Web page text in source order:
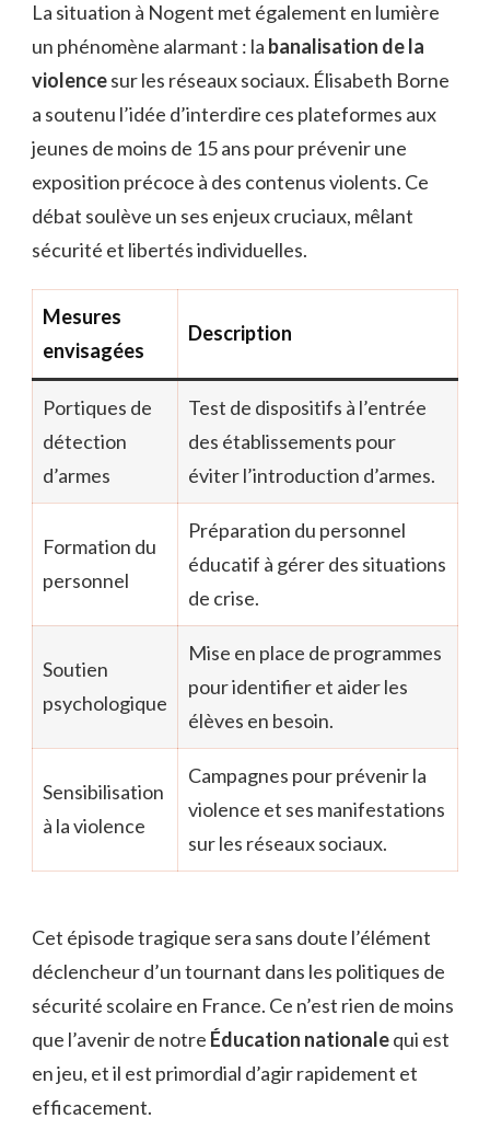
La situation à Nogent met également en lumière
un phénomène alarmant : la banalisation de la
violencesur les réseaux sociaux. Élisabeth Borne
a soutenu l’idée d’interdire ces plateformes aux
jeunes de moins de 15 ans pour prévenir une
exposition précoce à des contenus violents. Ce
débat soulève un ses enjeux cruciaux, mêlant
sécurité et libertés individuelles.
Mesures
envisagées
Description
Portiques de
détection
d’armes
Test de dispositifs à l’entrée
des établissements pour
éviter l’introduction d’armes.
Formation du
personnel
Préparation du personnel
éducatif à gérer des situations
de crise.
Soutien
psychologique
Mise en place de programmes
pour identifier et aider les
élèves en besoin.
Sensibilisation
à la violence
Campagnes pour prévenir la
violence et ses manifestations
sur les réseaux sociaux.
Cet épisode tragique sera sans doute l’élément
déclencheur d’un tournant dans les politiques de
sécurité scolaire en France. Ce n’est rien de moins
que l’avenir de notre Éducation nationalequi est
en jeu, et il est primordial d’agir rapidement et
efficacement.